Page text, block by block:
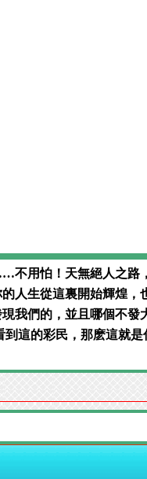
不用怕！天無絕人之路，
人生從這裏開始輝煌，
我們的，並且哪個不發
到這的彩民，那麽這就是